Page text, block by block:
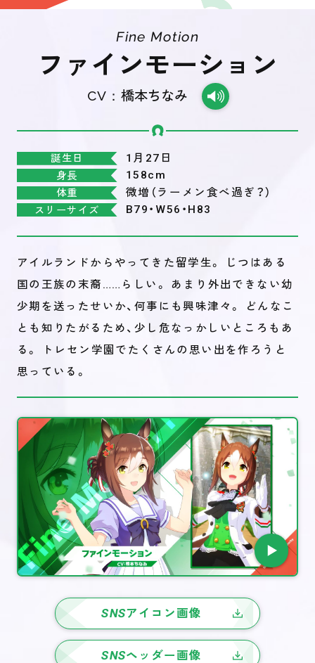
Fine Motion
ファインモーション
CV： 橋本ちなみ
誕生日 1月27日
身長 158cm
体重 微増（ラーメン食べ過ぎ？）
スリーサイズ B79・W56・H83
アイルランドからやってきた留学生。 じつはある
国の王族の末裔……らしい。 あまり外出できない幼
少期を送ったせいか、何事にも興味津々。 どんなこ
とも知りたがるため、少し危なっかしいところもあ
る。 トレセン学園でたくさんの思い出を作ろうと
思っている。
SNSアイコン画像
SNSヘッダー画像